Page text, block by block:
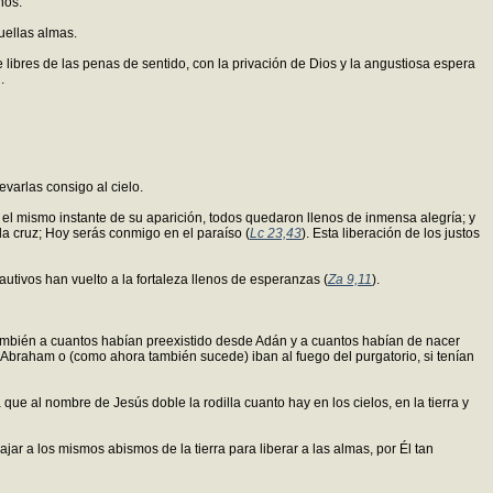
almas.
de las penas de sentido, con la privación de Dios y la angustiosa espera
consigo al cielo.
mismo instante de su aparición, todos quedaron llenos de inmensa alegría; y
cruz; Hoy serás conmigo en el paraíso (Lc 23,43). Esta liberación de los justos
han vuelto a la fortaleza llenos de esperanzas (Za 9,11).
a cuantos habían preexistido desde Adán y a cuantos habían de nacer
o (como ahora también sucede) iban al fuego del purgatorio, si tenían
al nombre de Jesús doble la rodilla cuanto hay en los cielos, en la tierra y
a los mismos abismos de la tierra para liberar a las almas, por Él tan